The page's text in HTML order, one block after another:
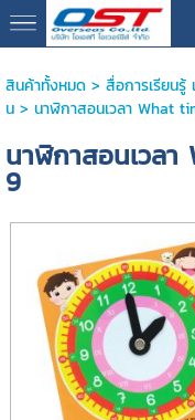
google13076cdc17b3388d
สินค้าทั้งหมด> สื่อการเรียนรู้
น> นาฬิกาสอนเวลา What
นาฬิกาสอนเวล
9